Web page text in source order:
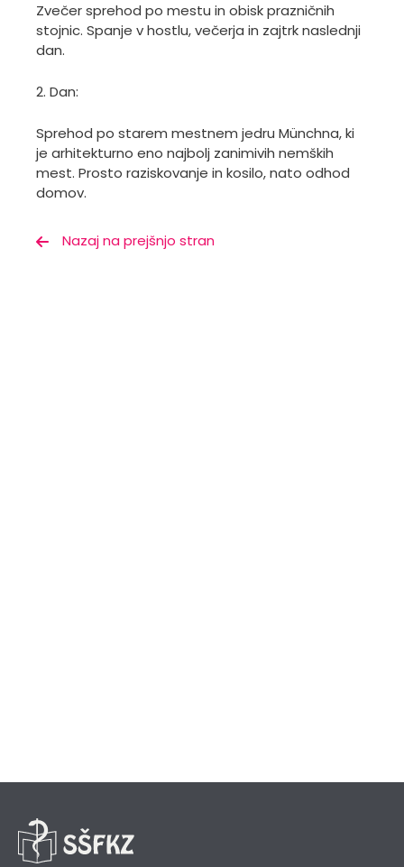
Zvečer sprehod po mestu in obisk prazničnih
stojnic. Spanje v hostlu, večerja in zajtrk naslednji
dan.
2. Dan:
Sprehod po starem mestnem jedru Münchna, ki
je arhitekturno eno najbolj zanimivih nemških
mest. Prosto raziskovanje in kosilo, nato odhod
domov.
Nazaj na prejšnjo stran